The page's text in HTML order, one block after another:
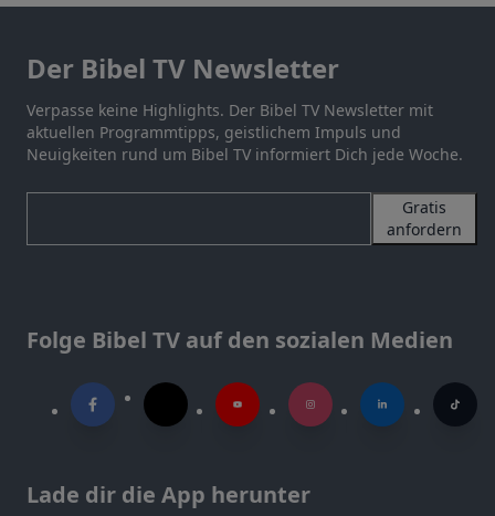
Der Bibel TV Newsletter
Verpasse keine Highlights. Der Bibel TV Newsletter mit
aktuellen Programmtipps, geistlichem Impuls und
Neuigkeiten rund um Bibel TV informiert Dich jede Woche.
Gratis
anfordern
Folge Bibel TV auf den sozialen Medien
Lade dir die App herunter